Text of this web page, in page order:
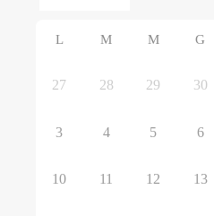
L M M G
27 28 29 30
3 4 5 6
10 11 12 13